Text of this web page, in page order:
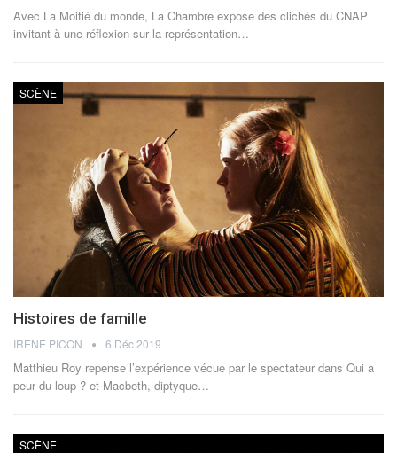
Avec La Moitié du monde, La Chambre expose des clichés du CNAP
invitant à une réflexion sur la représentation…
SCÈNE
Histoires de famille
IRENE PICON 6 Déc 2019
Matthieu Roy repense l’expérience vécue par le spectateur dans Qui a
peur du loup ? et Macbeth, diptyque…
SCÈNE